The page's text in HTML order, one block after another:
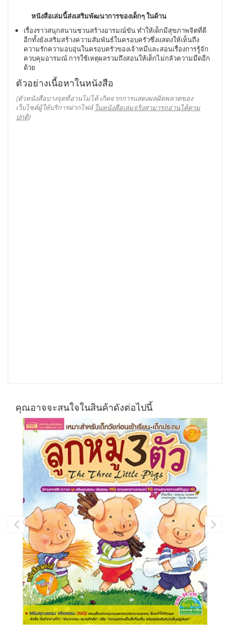
หนังสือเล่มนี้ส่งเสริมพัฒนาการของเด็กๆ ในด้าน
เรื่องราวสนุกสนานชวนสร้างอารมณ์ขัน ทำให้เด็กมีสุขภาพจิตที่ดี
อีกทั้งยังเสริมสร้างความสัมพันธ์ในครอบครัวซึ่งแสดงให้เห็นถึง
ความรักความอบอุ่นในครอบครัวของเจ้าหมีและสอนเรื่องการรู้จัก
ควบคุมอารมณ์ การใช้เหตุผลรวมถึงสอนให้เด็กไม่กลัวความมืดอีก
ด้วย
ตัวอย่างเนื้อหาในหนังสือ
(ตัวหนังสือบางจุดที่อ่านไม่ได้ เกิดจากการแสดงผลผิดพลาดของ
เว็บไซต์ผู้ให้บริการฝากไฟล์ ในหนังสือเล่มจริงสามารถอ่านได้ตาม
ปกติ)
คุณอาจจะสนใจในสินค้าดังต่อไปนี้